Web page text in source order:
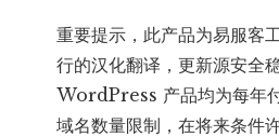
重要提示，此产品为易服客
行的汉化翻译，更新源安全
WordPress 产品均为每年
域名数量限制，在将来条件